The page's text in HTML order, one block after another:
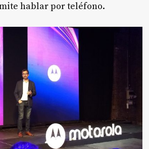
hablar por teléfono.